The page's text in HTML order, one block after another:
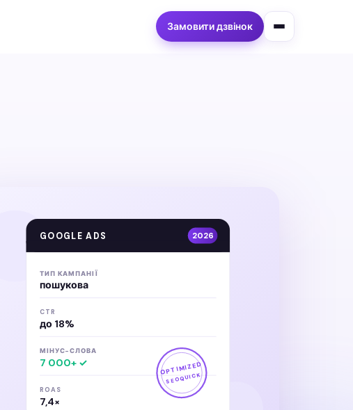
Замовити дзвінок
GOOGLE ADS 2026
ТИП КАМПАНІЇ
пошукова
CTR
до 18%
МІНУС-СЛОВА
7 000+ ✓
ROAS
7,4×
OPTIMIZED
SEOQUICK